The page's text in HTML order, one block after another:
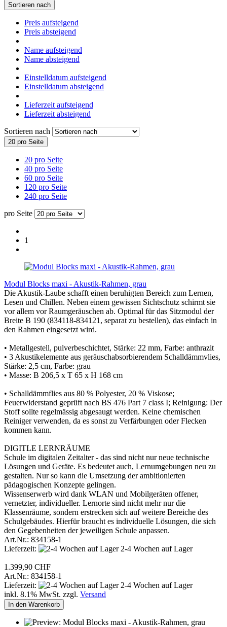
Sortieren nach
Preis aufsteigend
Preis absteigend
Name aufsteigend
Name absteigend
Einstelldatum aufsteigend
Einstelldatum absteigend
Lieferzeit aufsteigend
Lieferzeit absteigend
Sortieren nach
20 pro Seite
20 pro Seite
40 pro Seite
60 pro Seite
120 pro Seite
240 pro Seite
pro Seite
1
Modul Blocks maxi - Akustik-Rahmen, grau
Die Akustik-Laube schafft einen beruhigten Bereich zum Lernen,
Lesen und Chillen. Neben einem gewissen Sichtschutz schirmt sie
vor allem vor Raumgeräuschen ab. Optimal für das Sitzmodul der
Breite B 190 (834118-834121, separat zu bestellen), das einfach in
den Rahmen eingesetzt wird.
• Metallgestell, pulverbeschichtet, Stärke: 22 mm, Farbe: anthrazit
• 3 Akustikelemente aus geräuschabsorbierendem Schalldämmvlies,
Stärke: 2,5 cm, Farbe: grau
• Masse: B 206,5 x T 65 x H 168 cm
• Schalldämmflies aus 80 % Polyester, 20 % Viskose;
Feuerwiderstand geprüft nach BS 476 Part 7 class I; Reinigung: Der
Stoff sollte regelmässig abgesaugt werden. Keine chemischen
Reiniger verwenden, da es sonst zu Verfärbungen oder Flecken
kommen kann.
DIGITLE LERNRÄUME
Schule im digitalen Zeitalter - das sind nicht nur neue technische
Lösungen und Geräte. Es bedeutet auch, Lernumgebungen neu zu
gestalten. Nur so kann die Umsetzung der ambitionierten
pädagogischen Konzepte gelingen.
Wissenserwerb wird dank WLAN und Mobilgeräten offener,
vernetzter, individueller. Lernorte sind nicht mehr nur die
Klassenräume, sondern erstrecken sich auf weitere Bereiche des
Schulgebäudes. Hierfür braucht es individuelle Lösungen, die sich
den Gegebenheiten der jeweiligen Schule anpassen.
Art.Nr.: 834158-1
Lieferzeit:
2-4 Wochen auf Lager
1.399,90 CHF
Art.Nr.: 834158-1
Lieferzeit:
2-4 Wochen auf Lager
inkl. 8.1% MwSt. zzgl. Versand
In den Warenkorb